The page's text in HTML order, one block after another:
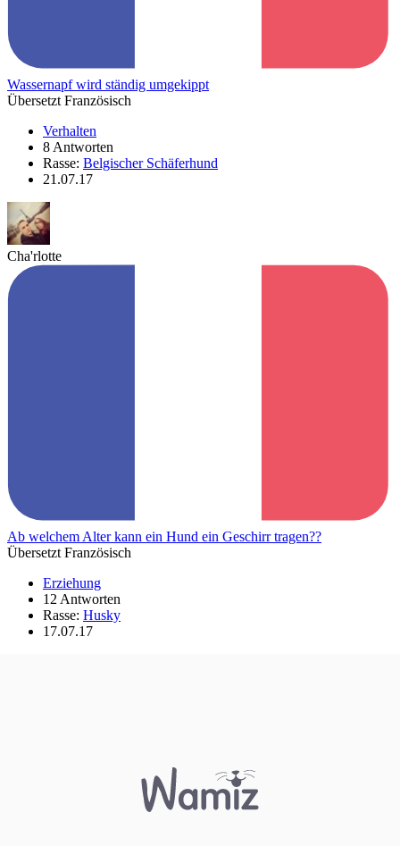
Wassernapf wird ständig umgekippt
Übersetzt Französisch
Verhalten
8 Antworten
Rasse: Belgischer Schäferhund
21.07.17
Cha'rlotte
Ab welchem Alter kann ein Hund ein Geschirr tragen??
Übersetzt Französisch
Erziehung
12 Antworten
Rasse: Husky
17.07.17